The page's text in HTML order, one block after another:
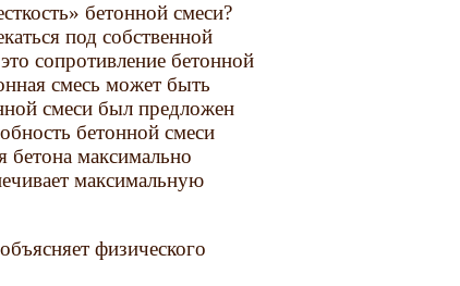
бетонной смеси?
под собственной
сопротивление бетонной
смесь может быть
смеси был предложен
бетонной смеси
бетона максимально
максимальную
физического